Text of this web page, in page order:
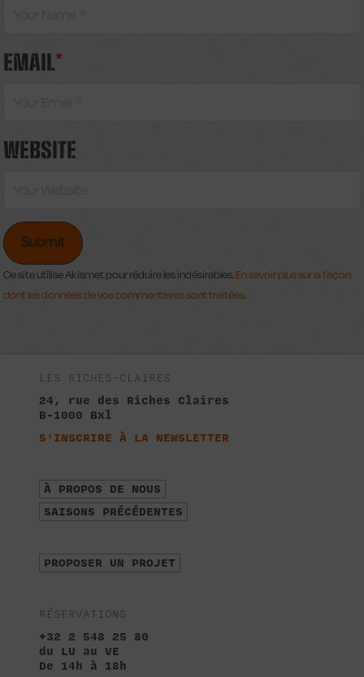
EMAIL*
WEBSITE
Ce site utilise Akismet pour réduire les indésirables.En savoir plus sur la façon
dont les données de vos commentaires sont traitées.
LES RICHES-CLAIRES
24, rue des Riches Claires
B-1000 Bxl
S'INSCRIRE À LA NEWSLETTER
À PROPOS DE NOUS
SAISONS PRÉCÉDENTES
PROPOSER UN PROJET
RÉSERVATIONS
+32 2 548 25 80
du LU au VE
De 14h à 18h